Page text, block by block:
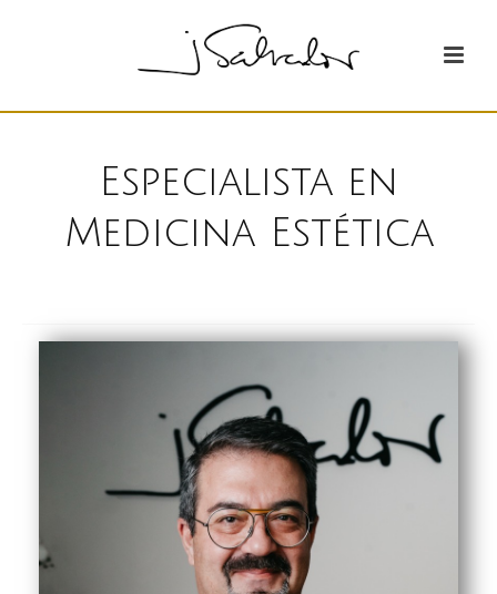
Especialista en
Medicina Estética